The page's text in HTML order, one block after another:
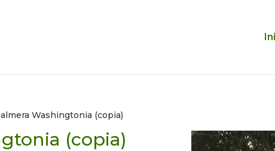
Washingtonia (copia)
(copia)